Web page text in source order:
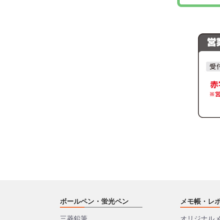
ボールペン・蛍光ペン
三菱鉛筆
メモ帳・レ
オリジナル